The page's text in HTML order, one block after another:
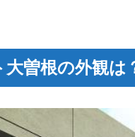
大曽根の外観は